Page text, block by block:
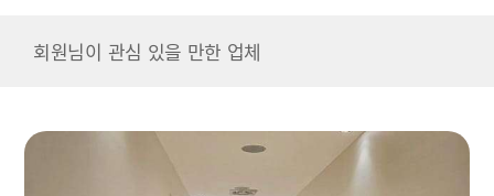
회원님이 관심 있을 만한 업체